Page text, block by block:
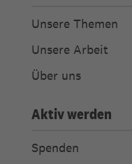
Unsere Themen
Unsere Arbeit
Über uns
Aktiv werden
Spenden